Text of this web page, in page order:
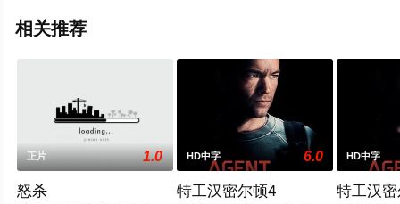
相关推荐
正片 1.0
怒杀
HD中字 6.0
特工汉密尔顿4
HD中字
特工汉